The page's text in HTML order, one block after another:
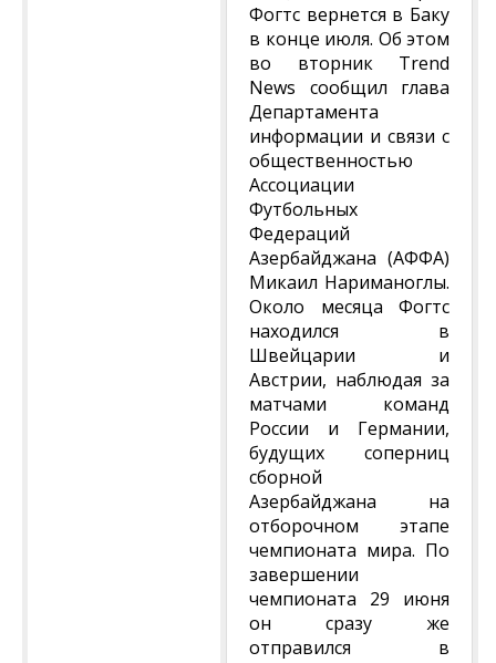
Фогтс вернется в Баку
в конце июля. Об этом
во вторник Trend
News сообщил глава
Департамента
информации и связи с
общественностью
Ассоциации
Футбольных
Федераций
Азербайджана (АФФА)
Микаил Нариманоглы.
Около месяца Фогтс
находился в
Швейцарии и
Австрии, наблюдая за
матчами команд
России и Германии,
будущих соперниц
сборной
Азербайджана на
отборочном этапе
чемпионата мира. По
завершении
чемпионата 29 июня
он сразу же
отправился в